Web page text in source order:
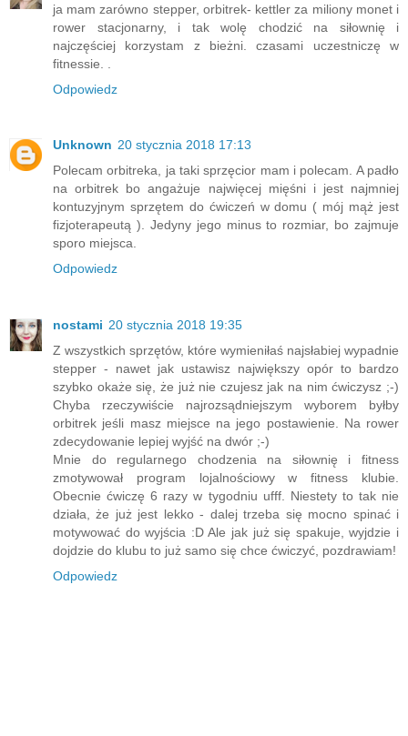
ja mam zarówno stepper, orbitrek- kettler za miliony monet i
rower stacjonarny, i tak wolę chodzić na siłownię i
najczęściej korzystam z bieżni. czasami uczestniczę w
fitnessie. .
Odpowiedz
Unknown 20 stycznia 2018 17:13
Polecam orbitreka, ja taki sprzęcior mam i polecam. A padło
na orbitrek bo angażuje najwięcej mięśni i jest najmniej
kontuzyjnym sprzętem do ćwiczeń w domu ( mój mąż jest
fizjoterapeutą ). Jedyny jego minus to rozmiar, bo zajmuje
sporo miejsca.
Odpowiedz
nostami 20 stycznia 2018 19:35
Z wszystkich sprzętów, które wymieniłaś najsłabiej wypadnie
stepper - nawet jak ustawisz największy opór to bardzo
szybko okaże się, że już nie czujesz jak na nim ćwiczysz ;-)
Chyba rzeczywiście najrozsądniejszym wyborem byłby
orbitrek jeśli masz miejsce na jego postawienie. Na rower
zdecydowanie lepiej wyjść na dwór ;-)
Mnie do regularnego chodzenia na siłownię i fitness
zmotywował program lojalnościowy w fitness klubie.
Obecnie ćwiczę 6 razy w tygodniu ufff. Niestety to tak nie
działa, że już jest lekko - dalej trzeba się mocno spinać i
motywować do wyjścia :D Ale jak już się spakuje, wyjdzie i
dojdzie do klubu to już samo się chce ćwiczyć, pozdrawiam!
Odpowiedz